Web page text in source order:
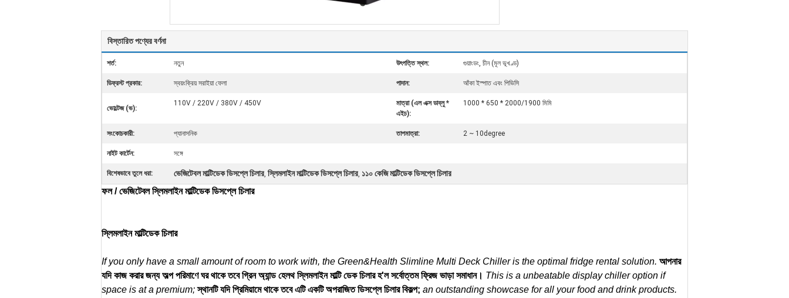
বিস্তারিত পণ্যের বর্ণনা
শর্ত: নতুন উৎপত্তি স্থল: গুয়াংডং, চীন (মূল ভূখণ্ড)
ডিফ্রস্ট প্রকার: স্বয়ংক্রিয় সরাইয়া ফেলা পাদান: আঁকা ইস্পাত এবং পিভিসি
ভোল্টেজ (ভ):
110V / 220V / 380V / 450V
মাত্রা (এল এক্স ডাব্লু *
এইচ):
1000 * 650 * 2000/1900 মিমি
সংকোচকারী: প্যানাসনিক তাপমাত্রা: 2 ~ 10degree
নাইট কার্টেন: সঙ্গে
বিশেষভাবে তুলে ধরা: ভেজিটেবল মাল্টিডেক ডিসপ্লে চিলার, স্লিমলাইন মাল্টিডেক ডিসপ্লে চিলার, ১১০ কেজি মাল্টিডেক ডিসপ্লে চিলার
ফল / ভেজিটেবল স্লিমলাইন মাল্টিডেক ডিসপ্লে চিলার
স্লিমলাইন মাল্টিডেক চিলার
If you only have a small amount of room to work with, the Green&Health Slimline Multi Deck Chiller is the optimal fridge rental solution. আপনার
যদি কাজ করার জন্য অল্প পরিমাণে ঘর থাকে তবে গ্রিন অ্যান্ড হেলথ স্লিমলাইন মাল্টি ডেক চিলার হ'ল সর্বোত্তম ফ্রিজ ভাড়া সমাধান। This is a unbeatable display chiller option if
space is at a premium; স্থানটি যদি প্রিমিয়ামে থাকে তবে এটি একটি অপরাজিত ডিসপ্লে চিলার বিকল্প; an outstanding showcase for all your food and drink products.